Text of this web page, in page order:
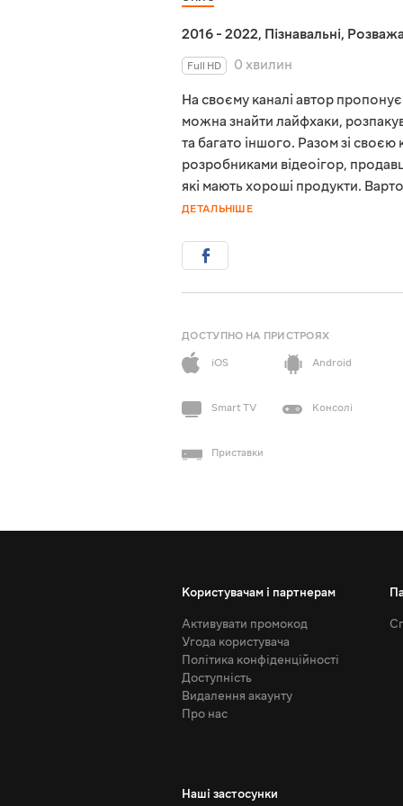
2016 - 2022, Пізнавальні,
Full HD
0 хвилин
На своєму каналі автор пропонує
можна знайти лайфхаки,
та багато іншого. Разом зі
розробниками відеоігор,
які мають хороші продукти.
ДЕТАЛЬНІШЕ
ДОСТУПНО НА ПРИСТРОЯХ
iOS
Android
Smart TV Консолі
Приставки
Користувачам і партнерам
Активувати промокод
Угода користувача
Політика конфіденційності
Доступність
Видалення акаунту
Про нас
Наші застосунки